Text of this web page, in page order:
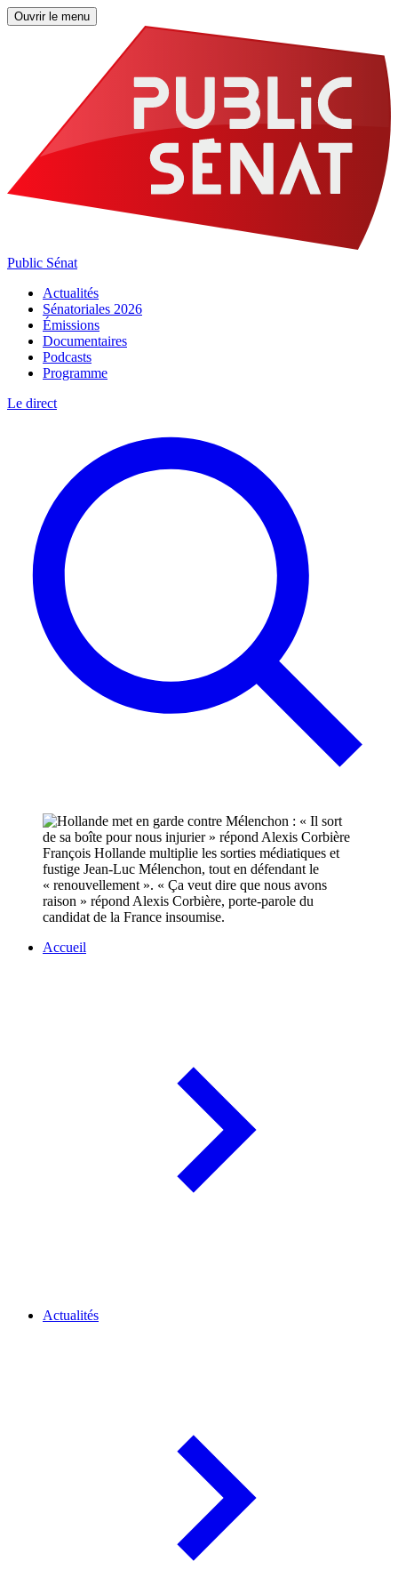
Ouvrir le menu
Public Sénat
Actualités
Sénatoriales 2026
Émissions
Documentaires
Podcasts
Programme
Le direct
François Hollande multiplie les sorties médiatiques et
fustige Jean-Luc Mélenchon, tout en défendant le
« renouvellement ». « Ça veut dire que nous avons
raison » répond Alexis Corbière, porte-parole du
candidat de la France insoumise.
Accueil
Actualités